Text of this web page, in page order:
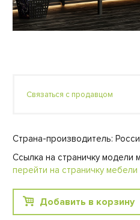
Связаться с продавцом
Страна-производитель:
Ссылка на страничку модели
перейти на страничку мебели
Добавить в корзину